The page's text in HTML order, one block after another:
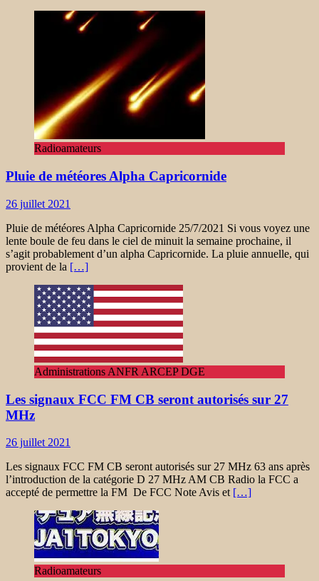
Radioamateurs
Pluie de météores Alpha Capricornide
26 juillet 2021
Pluie de météores Alpha Capricornide 25/7/2021 Si vous voyez une
lente boule de feu dans le ciel de minuit la semaine prochaine, il
s’agit probablement d’un alpha Capricornide. La pluie annuelle, qui
provient de la […]
Administrations ANFR ARCEP DGE
Les signaux FCC FM CB seront autorisés sur 27
MHz
26 juillet 2021
Les signaux FCC FM CB seront autorisés sur 27 MHz 63 ans après
l’introduction de la catégorie D 27 MHz AM CB Radio la FCC a
accepté de permettre la FM De FCC Note Avis et […]
Radioamateurs